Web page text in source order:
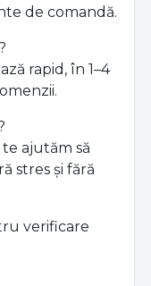
de comandă.
rapid, în 1–4
ajutăm să
stres și fără
verificare